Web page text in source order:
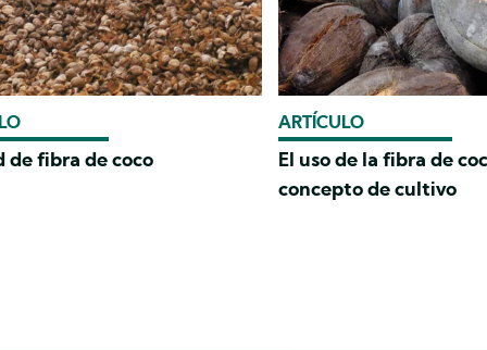
de fibra de coco
ARTÍCULO
El uso de la fibra de
concepto de cultivo